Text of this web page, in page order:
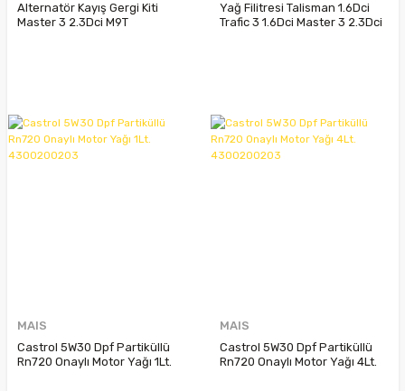
Alternatör Kayış Gergi Kiti
Master 3 2.3Dci M9T
Yağ Filitresi Talisman 1.6Dci
Trafic 3 1.6Dci Master 3 2.3Dci
MAIS
Castrol 5W30 Dpf Partiküllü
Rn720 Onaylı Motor Yağı 1Lt.
MAIS
Castrol 5W30 Dpf Partiküllü
Rn720 Onaylı Motor Yağı 4Lt.